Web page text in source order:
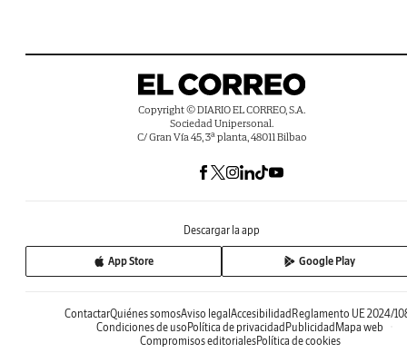
Copyright © DIARIO EL CORREO, S.A.
Sociedad Unipersonal.
C/ Gran Vía 45, 3ª planta, 48011 Bilbao
Descargar la app
App Store Google Play
ContactarQuiénes somosAviso legal Accesibilidad Reglamento UE 2024/
Condiciones de uso Política de privacidad Publicidad Mapa web
Compromisos editorialesPolítica de cookies